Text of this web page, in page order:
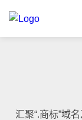
汇聚“.商标”域